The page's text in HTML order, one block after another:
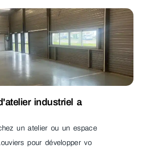
industriel a
un atelier ou un espace
pour développer vo